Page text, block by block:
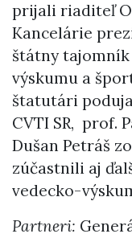
prijali riaditeľ
Kancelárie
štátny tajomník
výskumu a
štatutári
CVTI SR, prof.
Dušan Petráš
zúčastnili aj
vedecko-
Partneri: